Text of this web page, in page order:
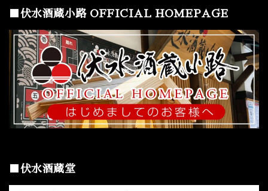
■伏水酒蔵小路 OFFICIAL HOMEPAGE
■伏水酒蔵堂